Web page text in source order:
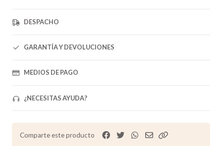
DESPACHO
GARANTÍA Y DEVOLUCIONES
MEDIOS DE PAGO
¿NECESITAS AYUDA?
Comparte este producto